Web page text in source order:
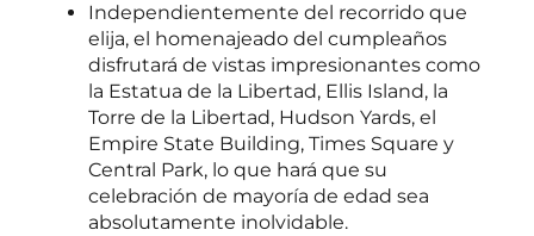
Independientemente del recorrido que
elija, el homenajeado del cumpleaños
disfrutará de vistas impresionantes como
la Estatua de la Libertad, Ellis Island, la
Torre de la Libertad, Hudson Yards, el
Empire State Building, Times Square y
Central Park, lo que hará que su
celebración de mayoría de edad sea
absolutamente inolvidable.